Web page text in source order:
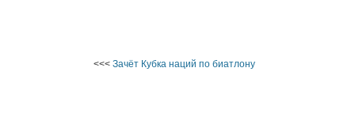
<<< Зачёт Кубка наций по биатлону